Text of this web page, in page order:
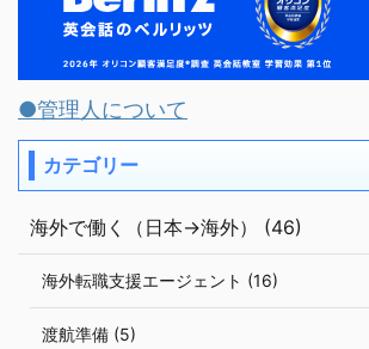
●管理人について
カテゴリー
海外で働く（日本→海外） (46)
海外転職支援エージェント (16)
渡航準備 (5)